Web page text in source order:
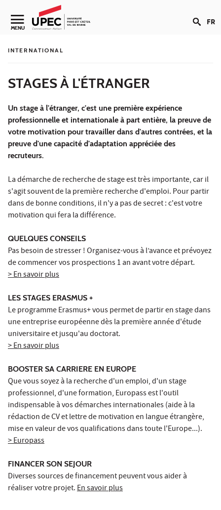
Aller au contenu
Navigation secondaire
MENU FR
INTERNATIONAL
STAGES À L'ÉTRANGER
Un stage à l'étranger, c'est une première expérience
professionnelle et internationale à part entière, la preuve de
votre motivation pour travailler dans d'autres contrées, et la
preuve d'une capacité d'adaptation appréciée des
recruteurs.
La démarche de recherche de stage est très importante, car il
s'agit souvent de la première recherche d'emploi. Pour partir
dans de bonne conditions, il n'y a pas de secret : c'est votre
motivation qui fera la différence.
QUELQUES CONSEILS
Pas besoin de stresser ! Organisez-vous à l’avance et prévoyez
de commencer vos prospections 1 an avant votre départ.
> En savoir plus
LES STAGES ERASMUS +
Le programme Erasmus+ vous permet de partir en stage dans
une entreprise européenne dès la première année d'étude
universitaire et jusqu'au doctorat.
> En savoir plus
BOOSTER SA CARRIERE EN EUROPE
Que vous soyez à la recherche d'un emploi, d'un stage
professionnel, d'une formation, Europass est l'outil
indispensable à vos démarches internationales (aide à la
rédaction de CV et lettre de motivation en langue étrangère,
mise en valeur de vos qualifications dans toute l'Europe...).
> Europass
FINANCER SON SEJOUR
Diverses sources de financement peuvent vous aider à
réaliser votre projet.En savoir plus